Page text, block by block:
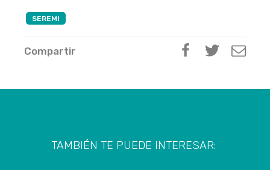
SEREMI
Compartir
TAMBIÉN TE PUEDE INTERESAR: